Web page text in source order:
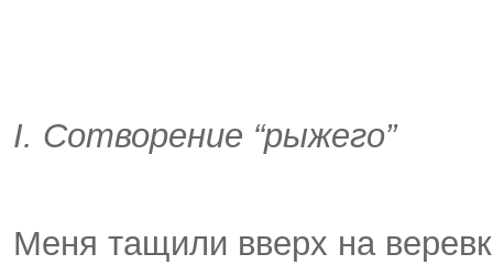
I. Сотворение “рыжего”
Меня тащили вверх на